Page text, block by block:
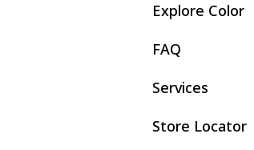
Explore Color
FAQ
Services
Store Locator